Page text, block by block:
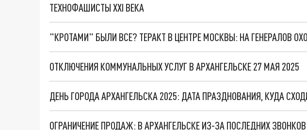
ТЕХНОФАШИСТЫ XXI ВЕКА
"КРОТАМИ" БЫЛИ ВСЕ? ТЕРАКТ В ЦЕНТРЕ МОСКВЫ: НА ГЕНЕРАЛОВ
ОТКЛЮЧЕНИЯ КОММУНАЛЬНЫХ УСЛУГ В АРХАНГЕЛЬСКЕ 27 МАЯ 2025
ДЕНЬ ГОРОДА АРХАНГЕЛЬСКА 2025: ДАТА ПРАЗДНОВАНИЯ, КУДА